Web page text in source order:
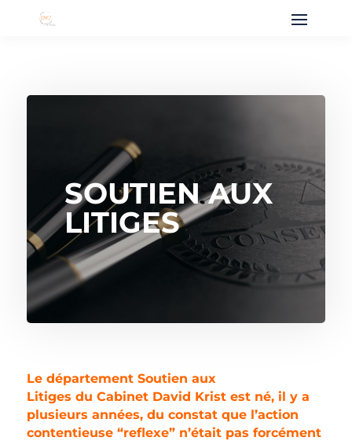
SOUTIEN AUX
LITIGES
Le département Soutien aux
Litiges du Cabinet David Krist est né, il y a
plusieurs années, du constat que l’action
contentieuse “reflexe” n’était pas forcément